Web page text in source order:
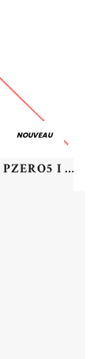
NOUVEAU
PIRELLI - 265/40 WR23 TL 110W PI PZERO5 I S-I ELT XLPZ5 - 2654023 - ABB